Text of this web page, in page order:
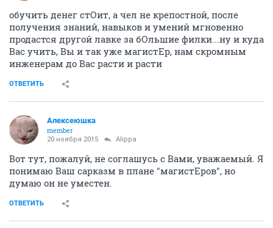
обучить денег стОит, а чел не крепостной, после
получения знаний, навыков и умений мгновенно
продастся другой лавке за бОльшие филки...ну и куда
Вас учить, Вы и так уже магистЕр, нам скромным
инженерам до Вас расти и расти
ОТВЕТИТЬ
Алексеюшка
member
20 ноября 2015 Alippa
Вот тут, пожалуй, не соглашусь с Вами, уважаемый. Я
понимаю Ваш сарказм в плане "магистЕров", но
думаю он не уместен.
ОТВЕТИТЬ